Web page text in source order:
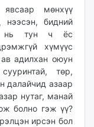
мөнхүү
нээсэн, бидний
нь тун ч ёс
хүмүүс
адилхан оюун
төр,
далайчид азаар
нутаг, манай
болно гэж үү?
ирсэн бол